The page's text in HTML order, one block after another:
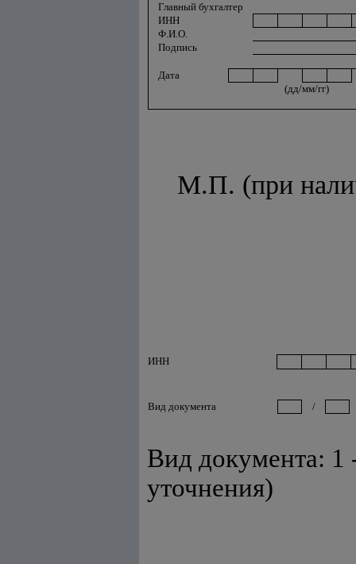
Главный бухгалтер
ИНН
Ф.И.О.
Подпись
Дата
(дд/мм/гг)
М.П. (при
ИНН
Вид документа /
Вид документа: 1
уточнения)